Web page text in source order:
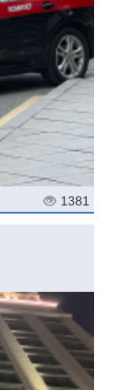
1381